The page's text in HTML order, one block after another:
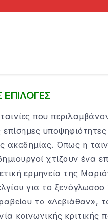
ΕΠΙΛΟΓΕΣ
που
επίσημες
ακαδημίας. Όπως η
χτίζουν ένα
ερμηνεία της
για το
το «Λεβιάθαν»,
κοινωνικής κριτικής